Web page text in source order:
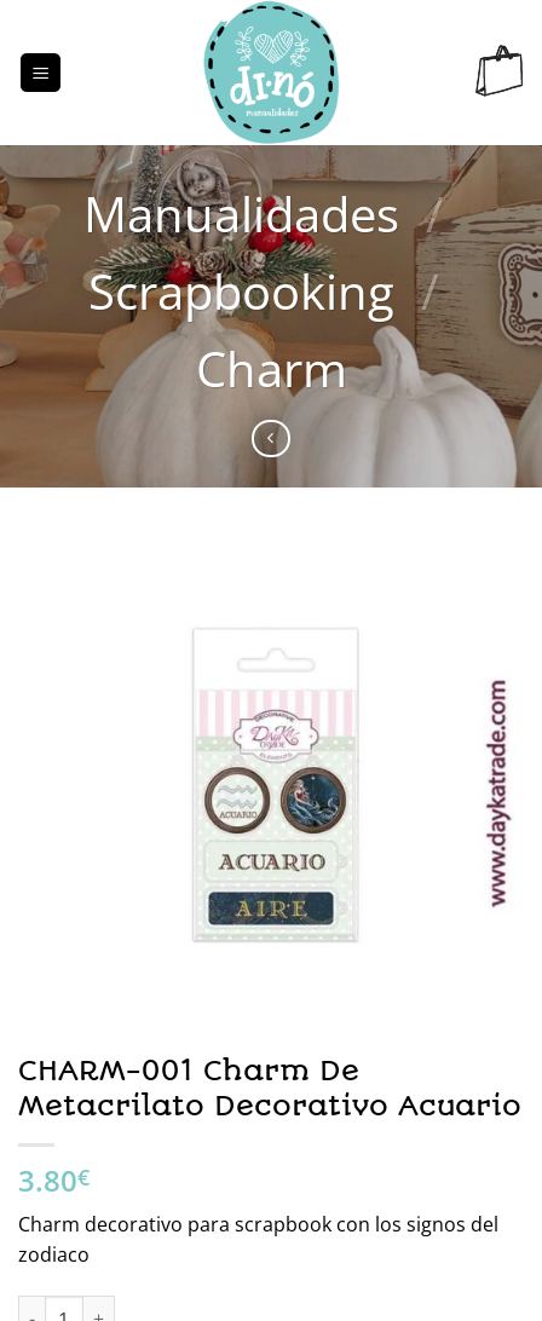
contenido
Manualidades /
Scrapbooking /
Charm
CHARM-001 Charm De
Metacrilato Decorativo Acuario
3.80€
Charm decorativo para scrapbook con los signos del
zodiaco
CHARM-001 Charm De Metacrilato Decorativo Acuario cantidad